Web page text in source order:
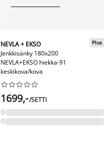
NEVLA + EKSO
Jenkkisänky 180x200
NEVLA+EKSO hiekka-91
keskikova/kova
Plus






1699,-/SETTI